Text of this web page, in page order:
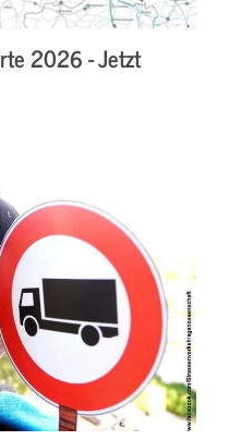
2026 - Jetzt